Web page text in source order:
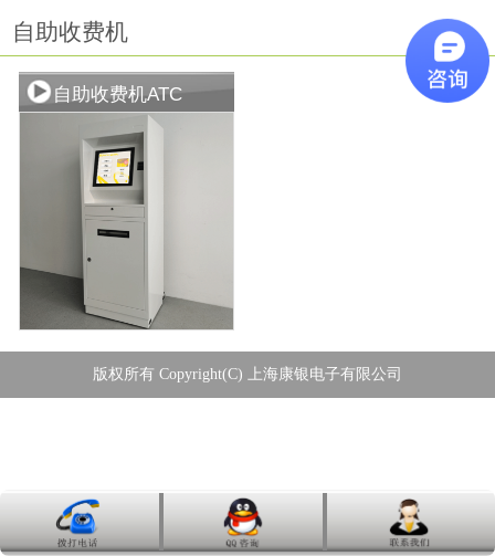
自助收费机
自助收费机ATC
版权所有 Copyright(C) 上海康银电子有限公司